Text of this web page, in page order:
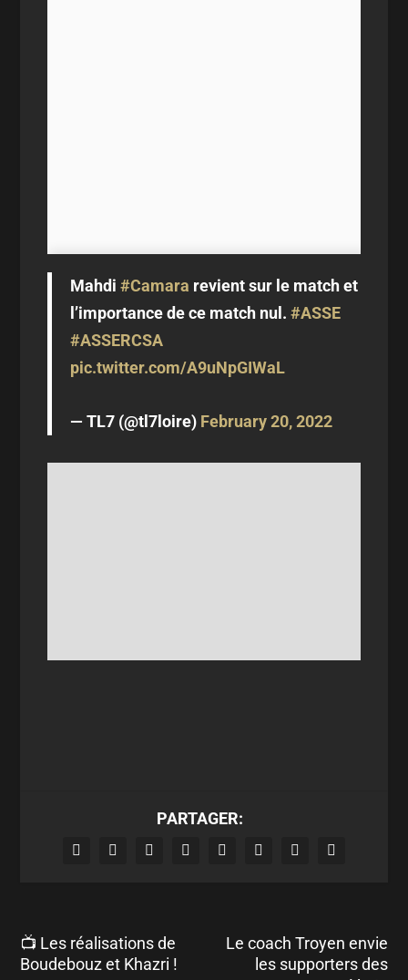
Mahdi#Camara revient sur le match et
l’importance de ce match nul.#ASSE
#ASSERCSA
pic.twitter.com/A9uNpGIWaL
— TL7 (@tl7loire) February 20, 2022
PARTAGER:
📺 Les réalisations de
Boudebouz et Khazri !
Le coach Troyen envie
les supporters des